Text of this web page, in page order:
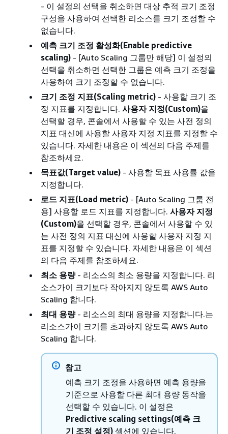
- 이 설정의 선택을 취소하면 대상 추적 크기 조정
구성을 사용하여 선택한 리소스를 크기 조정할 수
없습니다.
예측 크기 조정 활성화(Enable predictive
scaling) - [Auto Scaling 그룹만 해당] 이 설정의
선택을 취소하면 선택한 그룹은 예측 크기 조정을
사용하여 크기 조정할 수 없습니다.
크기 조정 지표(Scaling metric) - 사용할 크기 조
정 지표를 지정합니다. 사용자 지정(Custom)을
선택할 경우, 콘솔에서 사용할 수 있는 사전 정의
지표 대신에 사용할 사용자 지정 지표를 지정할 수
있습니다. 자세한 내용은 이 섹션의 다음 주제를
참조하세요.
목표값(Target value) - 사용할 목표 사용률 값을
지정합니다.
로드 지표(Load metric) - [Auto Scaling 그룹 전
용] 사용할 로드 지표를 지정합니다. 사용자 지정
(Custom)을 선택할 경우, 콘솔에서 사용할 수 있
는 사전 정의 지표 대신에 사용할 사용자 지정 지
표를 지정할 수 있습니다. 자세한 내용은 이 섹션
의 다음 주제를 참조하세요.
최소 용량- 리소스의 최소 용량을 지정합니다. 리
소스가이 크기보다 작아지지 않도록 AWS Auto
Scaling 합니다.
최대 용량- 리소스의 최대 용량을 지정합니다.는
리소스가이 크기를 초과하지 않도록 AWS Auto
Scaling 합니다.
참고
예측 크기 조정을 사용하면 예측 용량을
기준으로 사용할 다른 최대 용량 동작을
선택할 수 있습니다. 이 설정은
Predictive scaling settings(예측 크
기 조정 설정) 섹션에 있습니다.